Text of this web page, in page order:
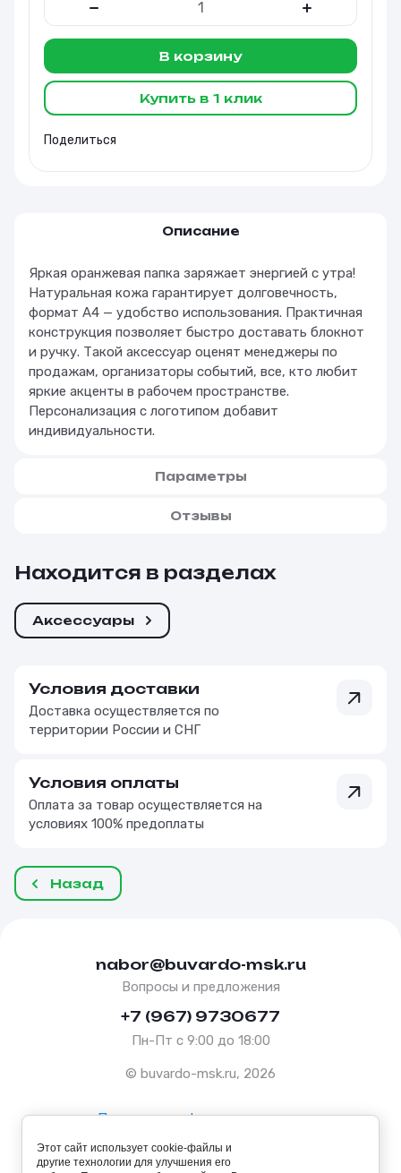
В корзину
Купить в 1 клик
Поделиться
Описание
Яркая оранжевая папка заряжает энергией с утра!
Натуральная кожа гарантирует долговечность,
формат А4 — удобство использования. Практичная
конструкция позволяет быстро доставать блокнот
и ручку. Такой аксессуар оценят менеджеры по
продажам, организаторы событий, все, кто любит
яркие акценты в рабочем пространстве.
Персонализация с логотипом добавит
индивидуальности.
Параметры
Отзывы
Находится в разделах
Аксессуары
Условия доставки
Доставка осуществляется по
территории России и СНГ
Условия оплаты
Оплата за товар осуществляется на
условиях 100% предоплаты
Назад
nabor@buvardo-msk.ru
Вопросы и предложения
+7 (967) 9730677
Пн-Пт с 9:00 до 18:00
© buvardo-msk.ru, 2026
Политика конфиденциальности
Оферта
Этот сайт использует cookie-файлы и
другие технологии для улучшения его